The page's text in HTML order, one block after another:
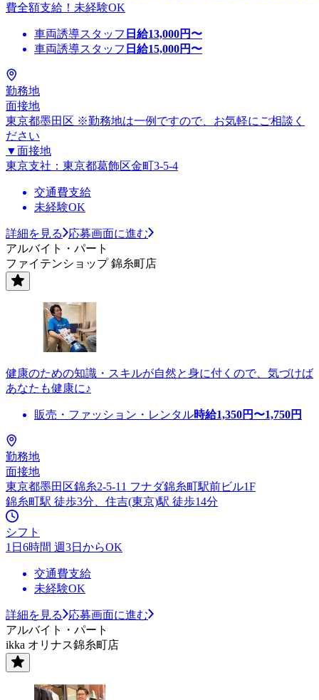
費全額支給！未経験OK
車両誘導スタッフ 日給13,000円〜
車両誘導スタッフ 日給15,000円〜
勤務地
面接地
東京都墨田区 ※勤務地は一例ですので、お気軽にご相談く
ださい
▼面接地
東京支社：東京都葛飾区金町3-5-4
交通費支給
未経験OK
詳細を見る
応募画面に進む
アルバイト・パート
ファイテンショップ 錦糸町店
健康のための知識・スキルが自然と身に付くので、気づけば
あなたも健康に♪
販売・ファッション・レンタル時給1,350円〜1,750円
勤務地
面接地
東京都墨田区錦糸2-5-11 フナダ錦糸町駅前ビル1F
錦糸町駅 徒歩3分、住吉(東京)駅 徒歩14分
シフト
1日6時間 週3日からOK
交通費支給
未経験OK
詳細を見る
応募画面に進む
アルバイト・パート
ikka オリナス錦糸町店